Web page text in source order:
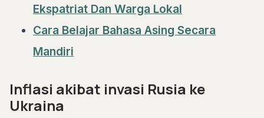
Ekspatriat Dan Warga Lokal
Cara Belajar Bahasa Asing Secara
Mandiri
Inflasi akibat invasi Rusia ke
Ukraina